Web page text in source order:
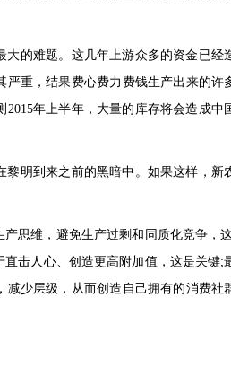
的难题。这几年上游众多的资金已经
重，结果费心费力费钱生产出来的许
年上半年，大量的库存将会造成中
明到来之前的黑暗中。如果这样，新
思维，避免生产过剩和同质化竞争，
击人心、创造更高附加值，这是关键;
少层级，从而创造自己拥有的消费社